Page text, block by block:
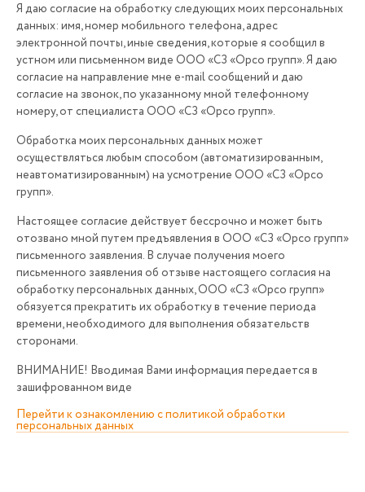
Я даю согласие на обработку следующих моих персональных
данных: имя, номер мобильного телефона, адрес
электронной почты, иные сведения, которые я сообщил в
устном или письменном виде ООО «СЗ «Орсо групп». Я даю
согласие на направление мне e-mаil сообщений и даю
согласие на звонок, по указанному мной телефонному
номеру, от специалиста ООО «СЗ «Орсо групп».
Обработка моих персональных данных может
осуществляться любым способом (автоматизированным,
неавтоматизированным) на усмотрение ООО «СЗ «Орсо
групп».
Настоящее согласие действует бессрочно и может быть
отозвано мной путем предъявления в ООО «СЗ «Орсо групп»
письменного заявления. В случае получения моего
письменного заявления об отзыве настоящего согласия на
обработку персональных данных, ООО «СЗ «Орсо групп»
обязуется прекратить их обработку в течение периода
времени, необходимого для выполнения обязательств
сторонами.
ВНИМАНИЕ! Вводимая Вами информация передается в
зашифрованном виде
Перейти к ознакомлению с политикой обработки
персональных данных